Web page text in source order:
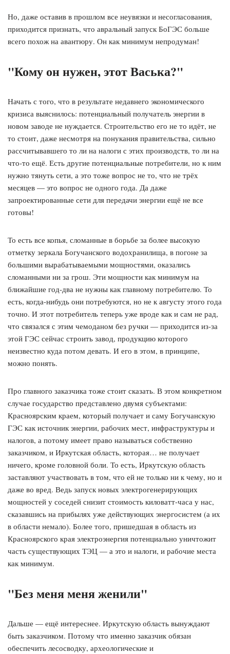
Но, даже оставив в прошлом все неувязки и несогласования,
приходится признать, что авральный запуск БоГЭС больше
всего похож на авантюру. Он как минимум непродуман!
"Кому он нужен, этот Васька?"
Начать с того, что в результате недавнего экономического
кризиса выяснилось: потенциальный получатель энергии в
новом заводе не нуждается. Строительство его не то идёт, не
то стоит, даже несмотря на понукания правительства, сильно
рассчитывавшего то ли на налоги с этих производств, то ли на
что-то ещё. Есть другие потенциальные потребители, но к ним
нужно тянуть сети, а это тоже вопрос не то, что не трёх
месяцев — это вопрос не одного года. Да даже
запроектированные сети для передачи энергии ещё не все
готовы!
То есть все копья, сломанные в борьбе за более высокую
отметку зеркала Богучанского водохранилища, в погоне за
большими вырабатываемыми мощностями, оказались
сломанными ни за грош. Эти мощности как минимум на
ближайшие год-два не нужны как главному потребителю. То
есть, когда-нибудь они потребуются, но не к августу этого года
точно. И этот потребитель теперь уже вроде как и сам не рад,
что связался с этим чемоданом без ручки — приходится из-за
этой ГЭС сейчас строить завод, продукцию которого
неизвестно куда потом девать. И его в этом, в принципе,
можно понять.
Про главного заказчика тоже стоит сказать. В этом конкретном
случае государство представлено двумя субъектами:
Красноярским краем, который получает и саму Богучанскую
ГЭС как источник энергии, рабочих мест, инфраструктуры и
налогов, а потому имеет право называться собственно
заказчиком, и Иркутская область, которая… не получает
ничего, кроме головной боли. То есть, Иркутскую область
заставляют участвовать в том, что ей не только ни к чему, но и
даже во вред. Ведь запуск новых электрогенерирующих
мощностей у соседей снизит стоимость киловатт-часа у нас,
сказавшись на прибылях уже действующих энергосистем (а их
в области немало). Более того, пришедшая в область из
Красноярского края электроэнергия потенциально уничтожит
часть существующих ТЭЦ — а это и налоги, и рабочие места
как минимум.
"Без меня меня женили"
Дальше — ещё интереснее. Иркутскую область вынуждают
быть заказчиком. Потому что именно заказчик обязан
обеспечить лесосводку, археологические и